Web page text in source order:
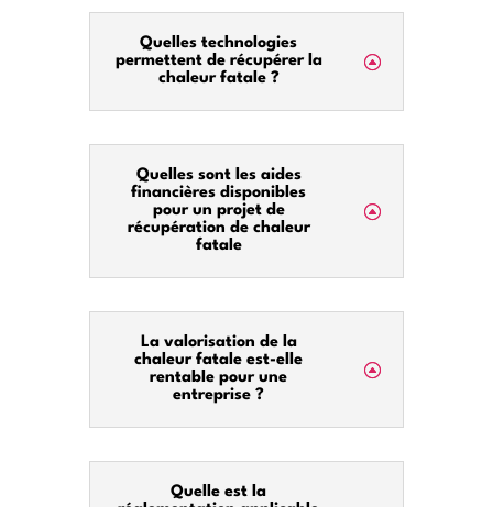
Quelles technologies
permettent de récupérer la
chaleur fatale ?
Quelles sont les aides
financières disponibles
pour un projet de
récupération de chaleur
fatale
La valorisation de la
chaleur fatale est-elle
rentable pour une
entreprise ?
Quelle est la